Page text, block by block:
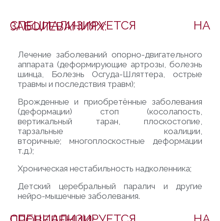
СПЕЦИАЛИЗИРУЕТСЯ НА ЗАБОЛЕВАНИЯХ:
Лечение заболеваний опорно-двигательного
аппарата (деформирующие артрозы, болезнь
шинца,
Болезнь Осгуда-Шляттера, острые
травмы и последствия травм);
Врожденные и приобретённые заболевания
(деформации) стоп (косолапость,
вертикальный таран, плоскостопие,
тарзальные коалиции,
вторичные; многоплоскостные деформации
т.д.);
Хроническая нестабильность надколенника;
Детский церебральный паралич и другие
нейро-мышечные заболевания.